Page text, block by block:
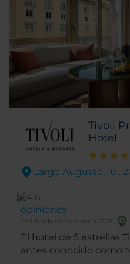
Tivoli
Hotel
Largo Augusto, 10,.
opiniones
Certificado de Excelencia 2025
El hotel de 5 estrellas
antes conocido como